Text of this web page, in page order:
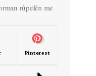
rûpelên me
Pinterest